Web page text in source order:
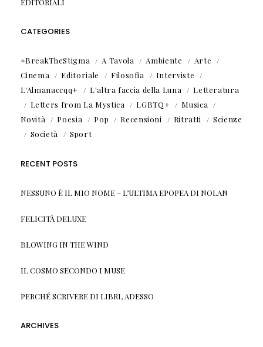
CATEGORIES
#BreakTheStigma A Tavola Ambiente
Arte
Cinema
Editoriale Filosofia
Interviste
L'Almanaccqq+
L'altra faccia della Luna
Letteratura
Letters from La Mystica
LGBTQ+
Musica
Novità
Poesia Pop Recensioni Ritratti
Scienze
Società
Sport
RECENT POSTS
NESSUNO È IL MIO NOME – L’ULTIMA EPOPEA DI NOLAN
FELICITÀ DELUXE
BLOWING IN THE WIND
IL COSMO SECONDO I MUSE
PERCHÉ SCRIVERE DI LIBRI, ADESSO
ARCHIVES